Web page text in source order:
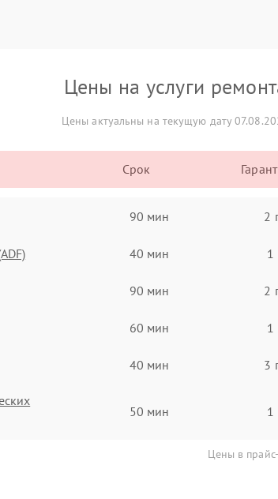
Цены на услуги
Цены актуальны на текущую дату
Срок
90 мин 2
40 мин 1
90 мин 2
60 мин 1
40 мин 3
50 мин 1
Цены в